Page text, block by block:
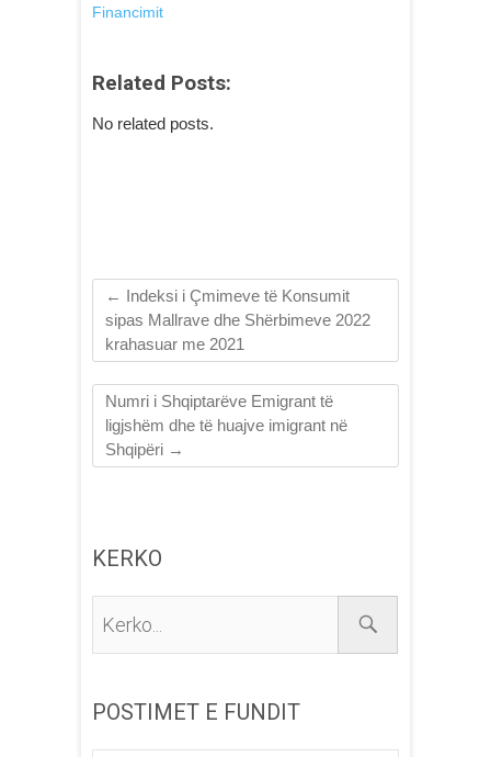
Financimit
Related Posts:
No related posts.
← Indeksi i Çmimeve të Konsumit
sipas Mallrave dhe Shërbimeve 2022
krahasuar me 2021
Numri i Shqiptarëve Emigrant të
ligjshëm dhe të huajve imigrant në
Shqipëri →
KERKO
POSTIMET E FUNDIT